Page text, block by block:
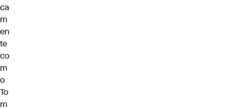
ca
m
en
te
co
m
o
To
m